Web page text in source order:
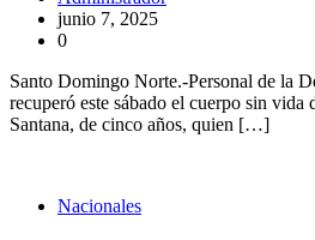
junio 7, 2025
0
Santo Domingo Norte.-Personal de la
recuperó este sábado el cuerpo sin vida
Santana, de cinco años, quien […]
Nacionales